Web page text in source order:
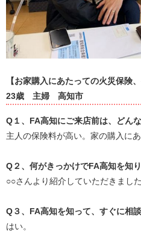
【お家購入にあたっての火災保険
23歳
主婦 高知市
Q１、 FA高知にご来店前は、どん
主人の保険料が高い。家の購入に
Q２、何がきっかけでFA高知を知
○○さんより紹介していただきました
Q３、 FA高知を知って、すぐに相
はい。